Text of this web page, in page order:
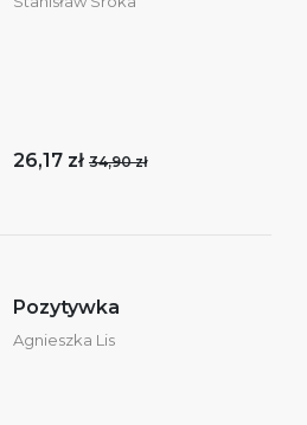
26,17 zł 34,90 zł
Pozytywka
Agnieszka Lis